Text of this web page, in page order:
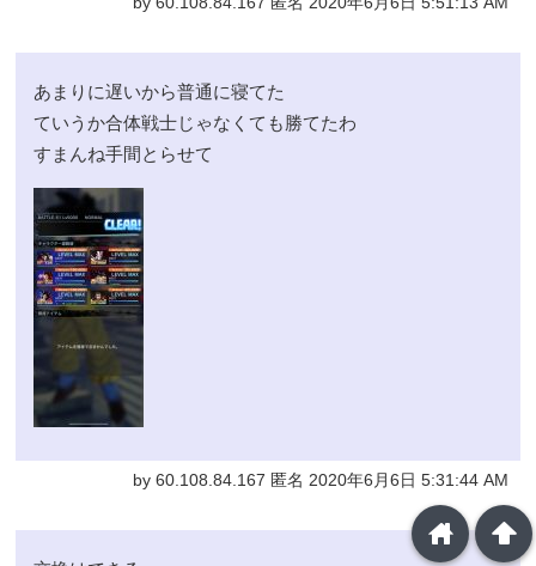
あまりに遅いから普通に寝てた
ていうか合体戦士じゃなくても勝てたわ
すまんね手間とらせて
by 60.108.84.167 匿名 2020年6月6日 5:31:44 AM
arrowup
home